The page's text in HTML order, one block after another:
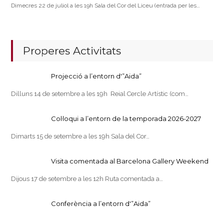
Dimecres 22 de juliol a les 19h Sala del Cor del Liceu (entrada per les…
Properes Activitats
Projecció a l’entorn d'”Aida”
Dilluns 14 de setembre a les 19h Reial Cercle Artístic (com…
Col·loqui a l’entorn de la temporada 2026-2027
Dimarts 15 de setembre a les 19h Sala del Cor…
Visita comentada al Barcelona Gallery Weekend
Dijous 17 de setembre a les 12h Ruta comentada a…
Conferència a l’entorn d'”Aida”